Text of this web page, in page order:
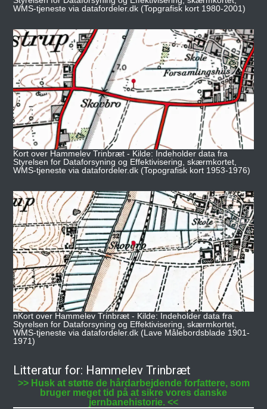
WMS-tjeneste via datafordeler.dk (Topgrafisk kort 1980-2001)
Kort over Hammelev Trinbræt - Kilde: Indeholder data fra
Styrelsen for Dataforsyning og Effektivisering, skærmkortet,
WMS-tjeneste via datafordeler.dk (Topografisk kort 1953-1976)
nKort over Hammelev Trinbræt - Kilde: Indeholder data fra
Styrelsen for Dataforsyning og Effektivisering, skærmkortet,
WMS-tjeneste via datafordeler.dk (Lave Målebordsblade 1901-
1971)
Litteratur for: Hammelev Trinbræt
>> Husk at støtte de hårdarbejdende forfattere, som
bruger meget tid på at sikre vores danske
jernbanehistorie. <<